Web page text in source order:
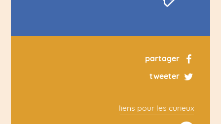
partager
tweeter
liens pour les curieux